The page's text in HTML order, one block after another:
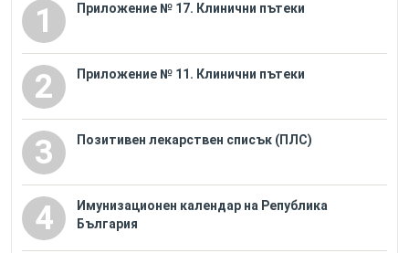
1 Приложение № 17. Клинични пътеки
2 Приложение № 11. Клинични пътеки
3 Позитивен лекарствен списък (ПЛС)
4
Имунизационен календар на Република
България